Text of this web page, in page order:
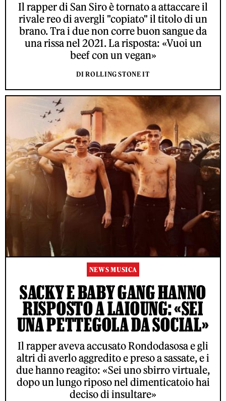
Il rapper di San Siro è tornato a attaccare il
rivale reo di avergli "copiato" il titolo di un
brano. Tra i due non corre buon sangue da
una rissa nel 2021. La risposta: «Vuoi un
beef con un vegan»
DI ROLLING STONE IT
NEWS MUSICA
SACKY E BABY GANG HANNO
RISPOSTO A LAIOUNG: «SEI
UNA PETTEGOLA DA SOCIAL»
Il rapper aveva accusato Rondodasosa e gli
altri di averlo aggredito e preso a sassate, e i
due hanno reagito: «Sei uno sbirro virtuale,
dopo un lungo riposo nel dimenticatoio hai
deciso di insultare»